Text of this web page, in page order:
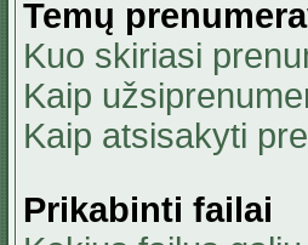
Temų
Kuo skiriasi
Kaip
Kaip atsisakyti
Prikabinti failai